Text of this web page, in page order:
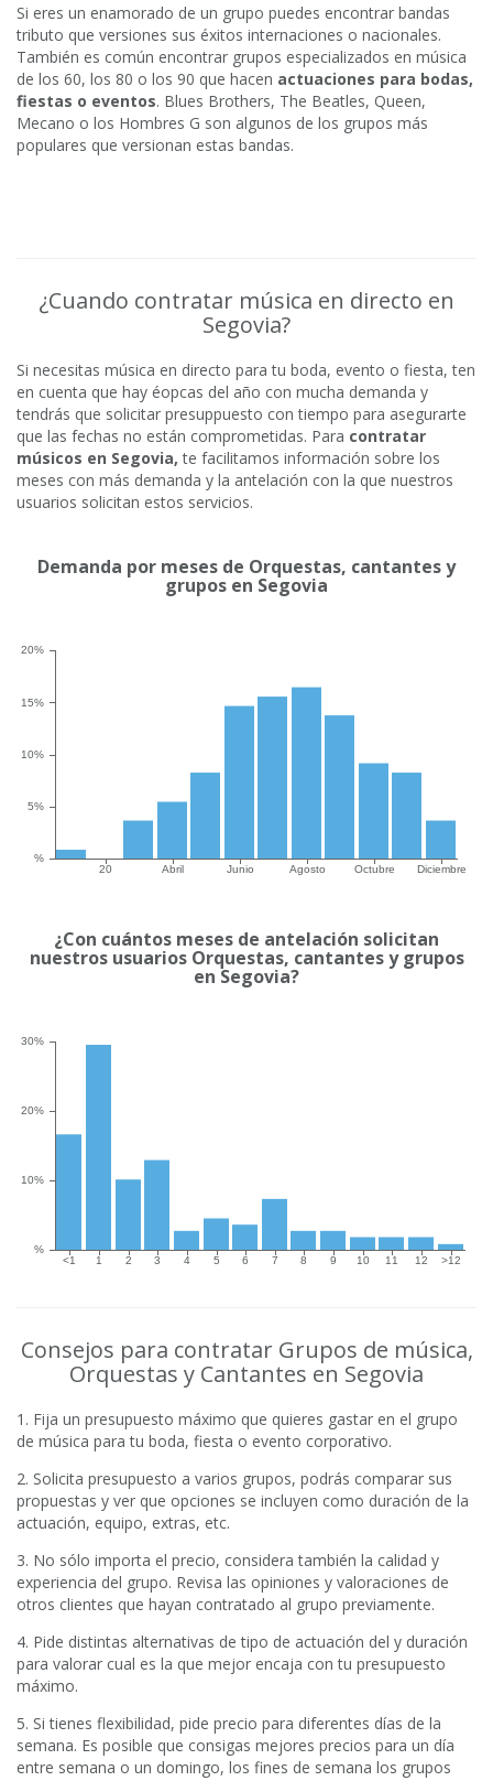
Si eres un enamorado de un grupo puedes encontrar bandas
tributo que versiones sus éxitos internaciones o nacionales.
También es común encontrar grupos especializados en música
de los 60, los 80 o los 90 que hacen actuaciones para bodas,
fiestas o eventos. Blues Brothers, The Beatles, Queen,
Mecano o los Hombres G son algunos de los grupos más
populares que versionan estas bandas.
¿Cuando contratar música en directo en
Segovia?
Si necesitas música en directo para tu boda, evento o fiesta, ten
en cuenta que hay éopcas del año con mucha demanda y
tendrás que solicitar presuppuesto con tiempo para asegurarte
que las fechas no están comprometidas. Para contratar
músicos en Segovia,te facilitamos información sobre los
meses con más demanda y la antelación con la que nuestros
usuarios solicitan estos servicios.
Demanda por meses de Orquestas, cantantes y
grupos en Segovia
¿Con cuántos meses de antelación solicitan
nuestros usuarios Orquestas, cantantes y grupos
en Segovia?
Consejos para contratar Grupos de música,
Orquestas y Cantantes en Segovia
1. Fija un presupuesto máximo que quieres gastar en el grupo
de música para tu boda, fiesta o evento corporativo.
2. Solicita presupuesto a varios grupos, podrás comparar sus
propuestas y ver que opciones se incluyen como duración de la
actuación, equipo, extras, etc.
3. No sólo importa el precio, considera también la calidad y
experiencia del grupo. Revisa las opiniones y valoraciones de
otros clientes que hayan contratado al grupo previamente.
4. Pide distintas alternativas de tipo de actuación del y duración
para valorar cual es la que mejor encaja con tu presupuesto
máximo.
5. Si tienes flexibilidad, pide precio para diferentes días de la
semana. Es posible que consigas mejores precios para un día
entre semana o un domingo, los fines de semana los grupos